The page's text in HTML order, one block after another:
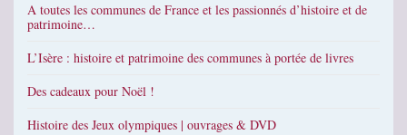
A toutes les communes de France et les passionnés d’histoire et de
patrimoine…
L’Isère : histoire et patrimoine des communes à portée de livres
Des cadeaux pour Noël !
Histoire des Jeux olympiques | ouvrages & DVD